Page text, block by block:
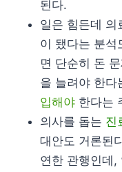
된다.
일은 힘든데 의
이 됐다는 분석
면 단순히 돈
을 늘려야 한다
입해야 한다는
의사를 돕는 진
대안도 거론된
연한 관행인데,